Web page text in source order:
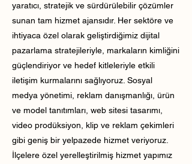
yaratıcı, stratejik ve sürdürülebilir çözümler
sunan tam hizmet ajansıdır. Her sektöre ve
ihtiyaca özel olarak geliştirdiğimiz dijital
pazarlama stratejileriyle, markaların kimliğini
güçlendiriyor ve hedef kitleleriyle etkili
iletişim kurmalarını sağlıyoruz. Sosyal
medya yönetimi, reklam danışmanlığı, ürün
ve model tanıtımları, web sitesi tasarımı,
video prodüksiyon, klip ve reklam çekimleri
gibi geniş bir yelpazede hizmet veriyoruz.
İlçelere özel yerelleştirilmiş hizmet yapımız